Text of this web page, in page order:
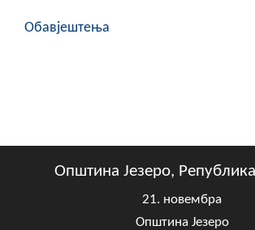
Обавјештења
Општина Језеро,
21. новембра
Општина Језеро